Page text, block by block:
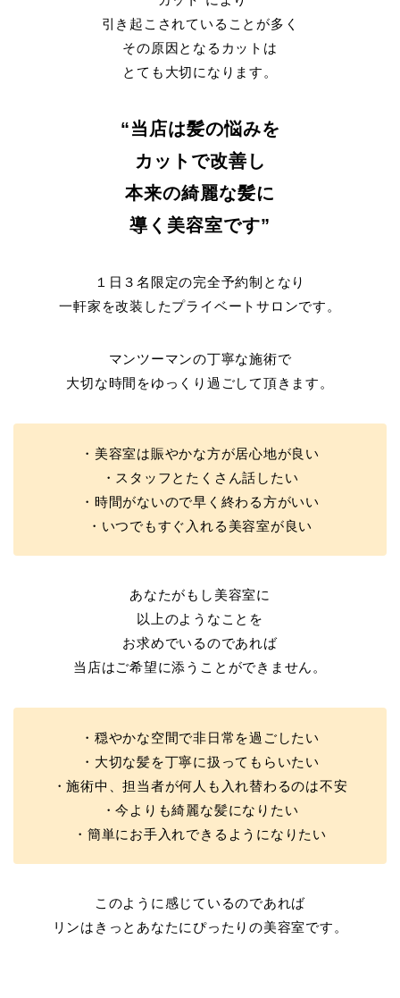
引き起こされていることが多く
その原因となるカットは
とても大切になります。
“当店は髪の悩みを
カットで改善し
本来の綺麗な髪に
導く美容室です”
１日３名限定の完全予約制となり
一軒家を改装したプライベートサロンです。
マンツーマンの丁寧な施術で
大切な時間をゆっくり過ごして頂きます。
・美容室は賑やかな方が居心地が良い
・スタッフとたくさん話したい
・時間がないので早く終わる方がいい
・いつでもすぐ入れる美容室が良い
あなたがもし美容室に
以上のようなことを
お求めでいるのであれば
当店はご希望に添うことができません。
・穏やかな空間で非日常を過ごしたい
・大切な髪を丁寧に扱ってもらいたい
・施術中、担当者が何人も入れ替わるのは不安
・今よりも綺麗な髪になりたい
・簡単にお手入れできるようになりたい
このように感じているのであれば
リンはきっとあなたにぴったりの美容室です。